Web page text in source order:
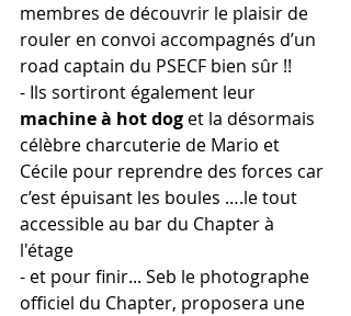
membres de découvrir le plaisir de
rouler en convoi accompagnés d’un
road captain du PSECF bien sûr !!
- Ils sortiront également leur
machine à hot dog et la désormais
célèbre charcuterie de Mario et
Cécile pour reprendre des forces car
c’est épuisant les boules ….le tout
accessible au bar du Chapter à
l'étage
- et pour finir... Seb le photographe
officiel du Chapter, proposera une